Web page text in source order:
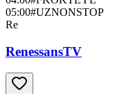
05:00#UZNONSTOP
Re
RenessansTV